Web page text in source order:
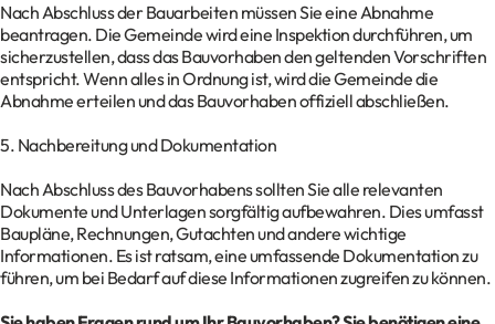
Nach Abschluss der Bauarbeiten müssen Sie eine Abnahme
beantragen. Die Gemeinde wird eine Inspektion durchführen, um
sicherzustellen, dass das Bauvorhaben den geltenden Vorschriften
entspricht. Wenn alles in Ordnung ist, wird die Gemeinde die
Abnahme erteilen und das Bauvorhaben offiziell abschließen.
5. Nachbereitung und Dokumentation
Nach Abschluss des Bauvorhabens sollten Sie alle relevanten
Dokumente und Unterlagen sorgfältig aufbewahren. Dies umfasst
Baupläne, Rechnungen, Gutachten und andere wichtige
Informationen. Es ist ratsam, eine umfassende Dokumentation zu
führen, um bei Bedarf auf diese Informationen zugreifen zu können.